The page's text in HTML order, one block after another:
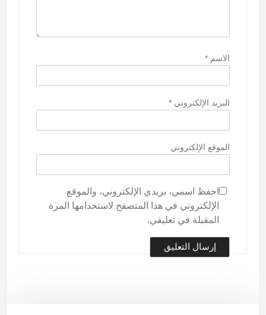
الاسم *
البريد الإلكتروني *
الموقع الإلكتروني
احفظ اسمي، بريدي الإلكتروني، والموقع
الإلكتروني في هذا المتصفح لاستخدامها المرة
المقبلة في تعليقي.